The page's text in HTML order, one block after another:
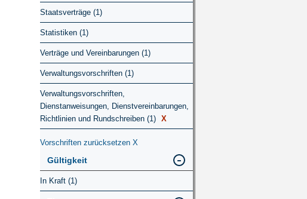
Staatsverträge (1)
Statistiken (1)
Verträge und Vereinbarungen (1)
Verwaltungsvorschriften (1)
Verwaltungsvorschriften,
Dienstanweisungen, Dienstvereinbarungen,
Richtlinien und Rundschreiben (1) X
Vorschriften zurücksetzen X
Gültigkeit
In Kraft (1)